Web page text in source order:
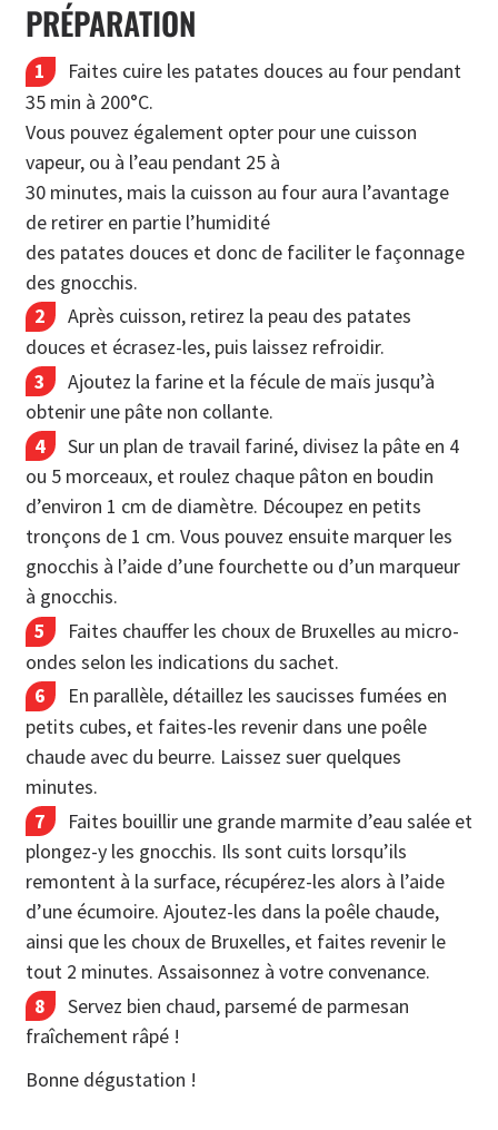
PRÉPARATION
Faites cuire les patates douces au four pendant
35 min à 200°C.
Vous pouvez également opter pour une cuisson
vapeur, ou à l’eau pendant 25 à
30 minutes, mais la cuisson au four aura l’avantage
de retirer en partie l’humidité
des patates douces et donc de faciliter le façonnage
des gnocchis.
Après cuisson, retirez la peau des patates
douces et écrasez-les, puis laissez refroidir.
Ajoutez la farine et la fécule de maïs jusqu’à
obtenir une pâte non collante.
Sur un plan de travail fariné, divisez la pâte en 4
ou 5 morceaux, et roulez chaque pâton en boudin
d’environ 1 cm de diamètre. Découpez en petits
tronçons de 1 cm. Vous pouvez ensuite marquer les
gnocchis à l’aide d’une fourchette ou d’un marqueur
à gnocchis.
Faites chauffer les choux de Bruxelles au micro-
ondes selon les indications du sachet.
En parallèle, détaillez les saucisses fumées en
petits cubes, et faites-les revenir dans une poêle
chaude avec du beurre. Laissez suer quelques
minutes.
Faites bouillir une grande marmite d’eau salée et
plongez-y les gnocchis. Ils sont cuits lorsqu’ils
remontent à la surface, récupérez-les alors à l’aide
d’une écumoire. Ajoutez-les dans la poêle chaude,
ainsi que les choux de Bruxelles, et faites revenir le
tout 2 minutes. Assaisonnez à votre convenance.
Servez bien chaud, parsemé de parmesan
fraîchement râpé !
Bonne dégustation !